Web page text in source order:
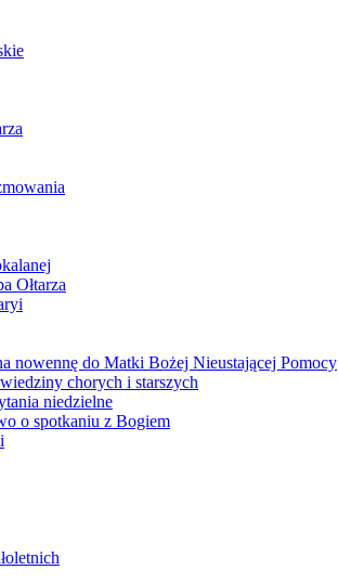
Ołtarza
nowennę do Matki Bożej Nieustającej Pomocy
chorych i starszych
niedzielne
o spotkaniu z Bogiem